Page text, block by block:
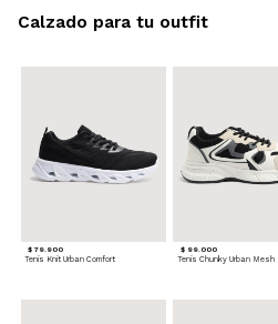
$ 79.900
Tenis Knit Urban Comfort
$ 99.000
Tenis Chunky Urban Mesh
Calzado para tu outfit